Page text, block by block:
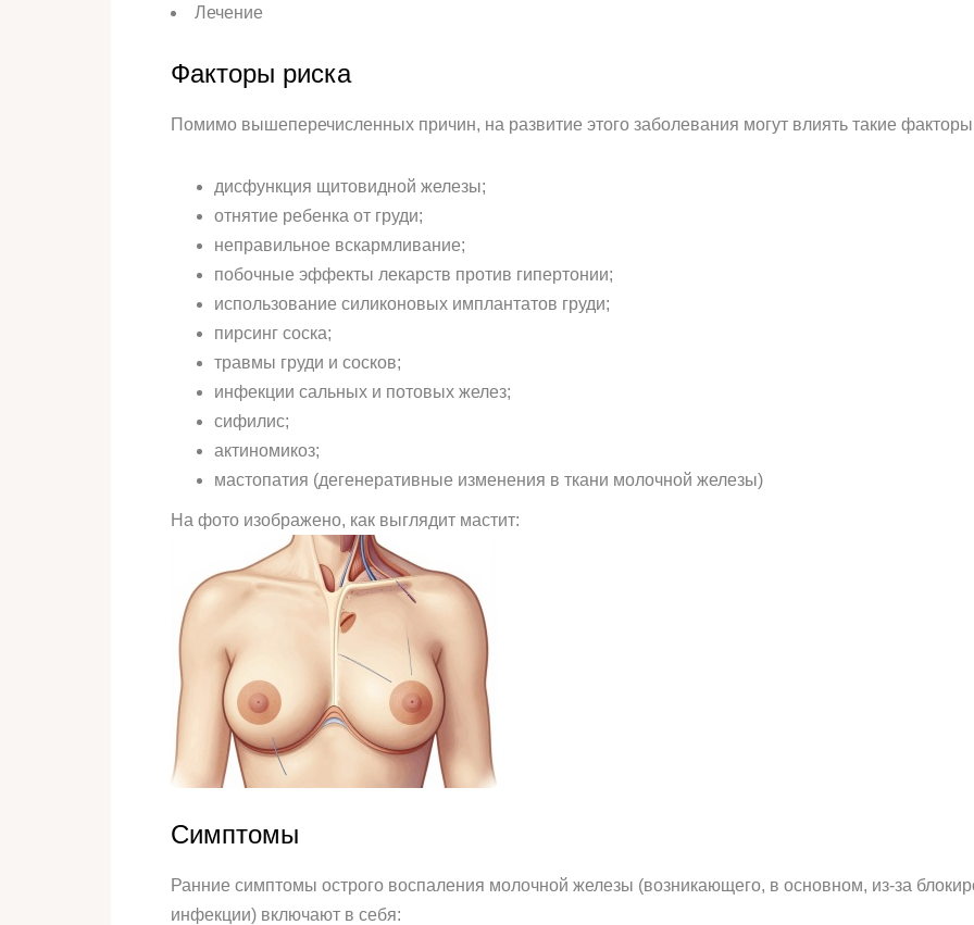
Лечение
Факторы риска
Помимо вышеперечисленных причин, на развитие этого заболевания могут влиять такие
дисфункция щитовидной железы;
отнятие ребенка от груди;
неправильное вскармливание;
побочные эффекты лекарств против гипертонии;
использование силиконовых имплантатов груди;
пирсинг соска;
травмы груди и сосков;
инфекции сальных и потовых желез;
сифилис;
актиномикоз;
мастопатия (дегенеративные изменения в ткани молочной железы)
На фото изображено, как выглядит мастит:
Симптомы
Ранние симптомы острого воспаления молочной железы (возникающего, в основном, из-за
инфекции) включают в себя: